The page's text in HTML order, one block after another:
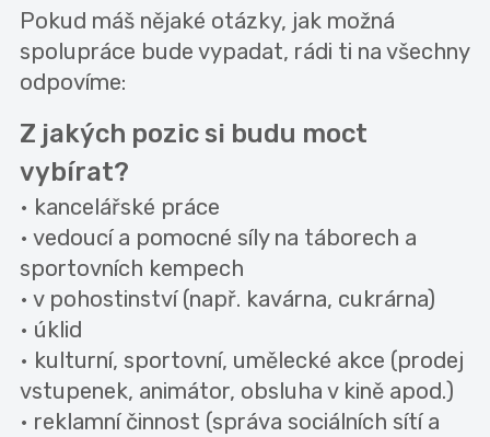
Pokud máš nějaké otázky, jak možná
spolupráce bude vypadat, rádi ti na všechny
odpovíme:
Z jakých pozic si budu moct
vybírat?
• kancelářské práce
• vedoucí a pomocné síly na táborech a
sportovních kempech
• v pohostinství (např. kavárna, cukrárna)
• úklid
• kulturní, sportovní, umělecké akce (prodej
vstupenek, animátor, obsluha v kině apod.)
• reklamní činnost (správa sociálních sítí a